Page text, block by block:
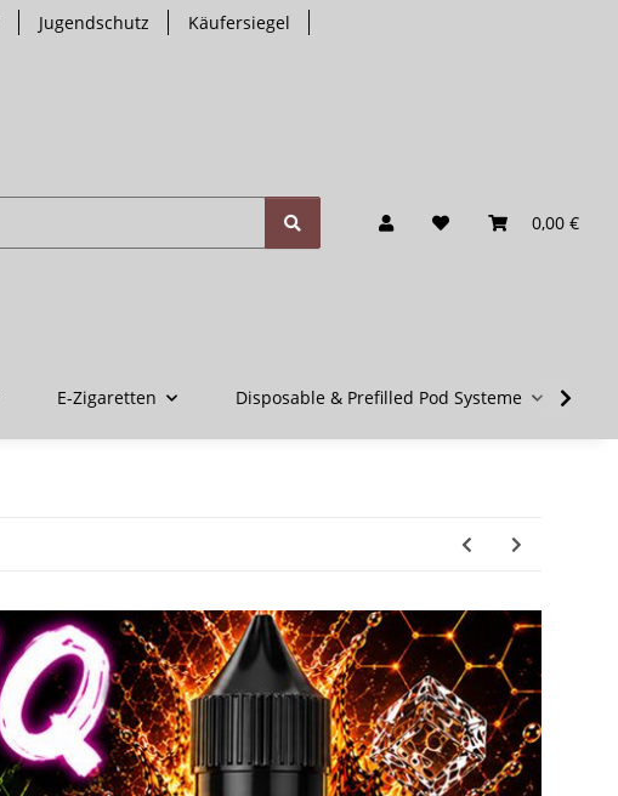
Jugendschutz
Käufersiegel
0,00 €
E-Zigaretten Disposable & Prefilled Pod Systeme